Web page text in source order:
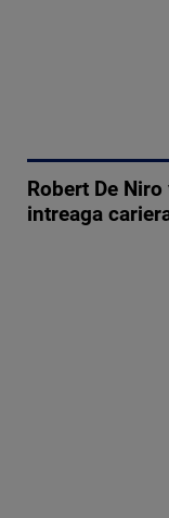
Robert De
intreaga